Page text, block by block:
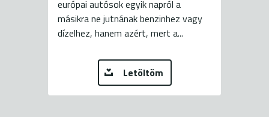
európai autósok egyik napról a
másikra ne jutnának benzinhez vagy
dízelhez, hanem azért, mert a...
Letöltöm